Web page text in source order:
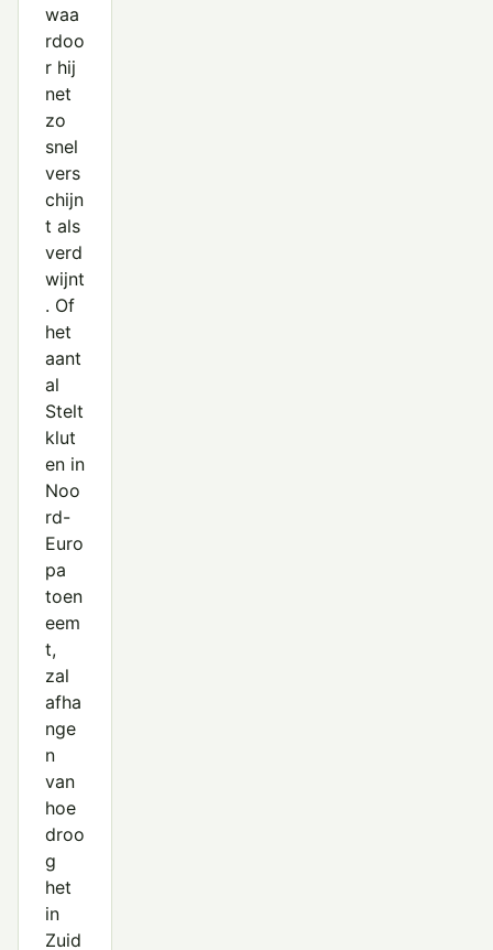
waa
rdoo
r hij
net
zo
snel
vers
chijn
t als
verd
wijnt
. Of
het
aant
al
Stelt
klut
en in
Noo
rd-
Euro
pa
toen
eem
t,
zal
afha
nge
n
van
hoe
droo
g
het
in
Zuid